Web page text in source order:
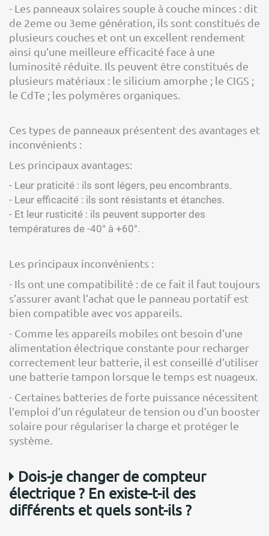
- Les panneaux solaires souple à couche minces : dit
de 2eme ou 3eme génération, ils sont constitués de
plusieurs couches et ont un excellent rendement
ainsi qu’une meilleure efficacité face à une
luminosité réduite. Ils peuvent être constitués de
plusieurs matériaux : le silicium amorphe ; le CIGS ;
le CdTe ; les polymères organiques.
Ces types de panneaux présentent des avantages et
inconvénients :
Les principaux avantages:
- Leur praticité : ils sont légers, peu encombrants.
- Leur efficacité : ils sont résistants et étanches.
- Et leur rusticité : ils peuvent supporter des
températures de -40° à +60°.
Les principaux inconvénients :
- Ils ont une compatibilité : de ce fait il faut toujours
s’assurer avant l’achat que le panneau portatif est
bien compatible avec vos appareils.
- Comme les appareils mobiles ont besoin d’une
alimentation électrique constante pour recharger
correctement leur batterie, il est conseillé d’utiliser
une batterie tampon lorsque le temps est nuageux.
- Certaines batteries de forte puissance nécessitent
l’emploi d’un régulateur de tension ou d’un booster
solaire pour régulariser la charge et protéger le
système.
Dois-je changer de compteur
électrique ? En existe-t-il des
différents et quels sont-ils ?